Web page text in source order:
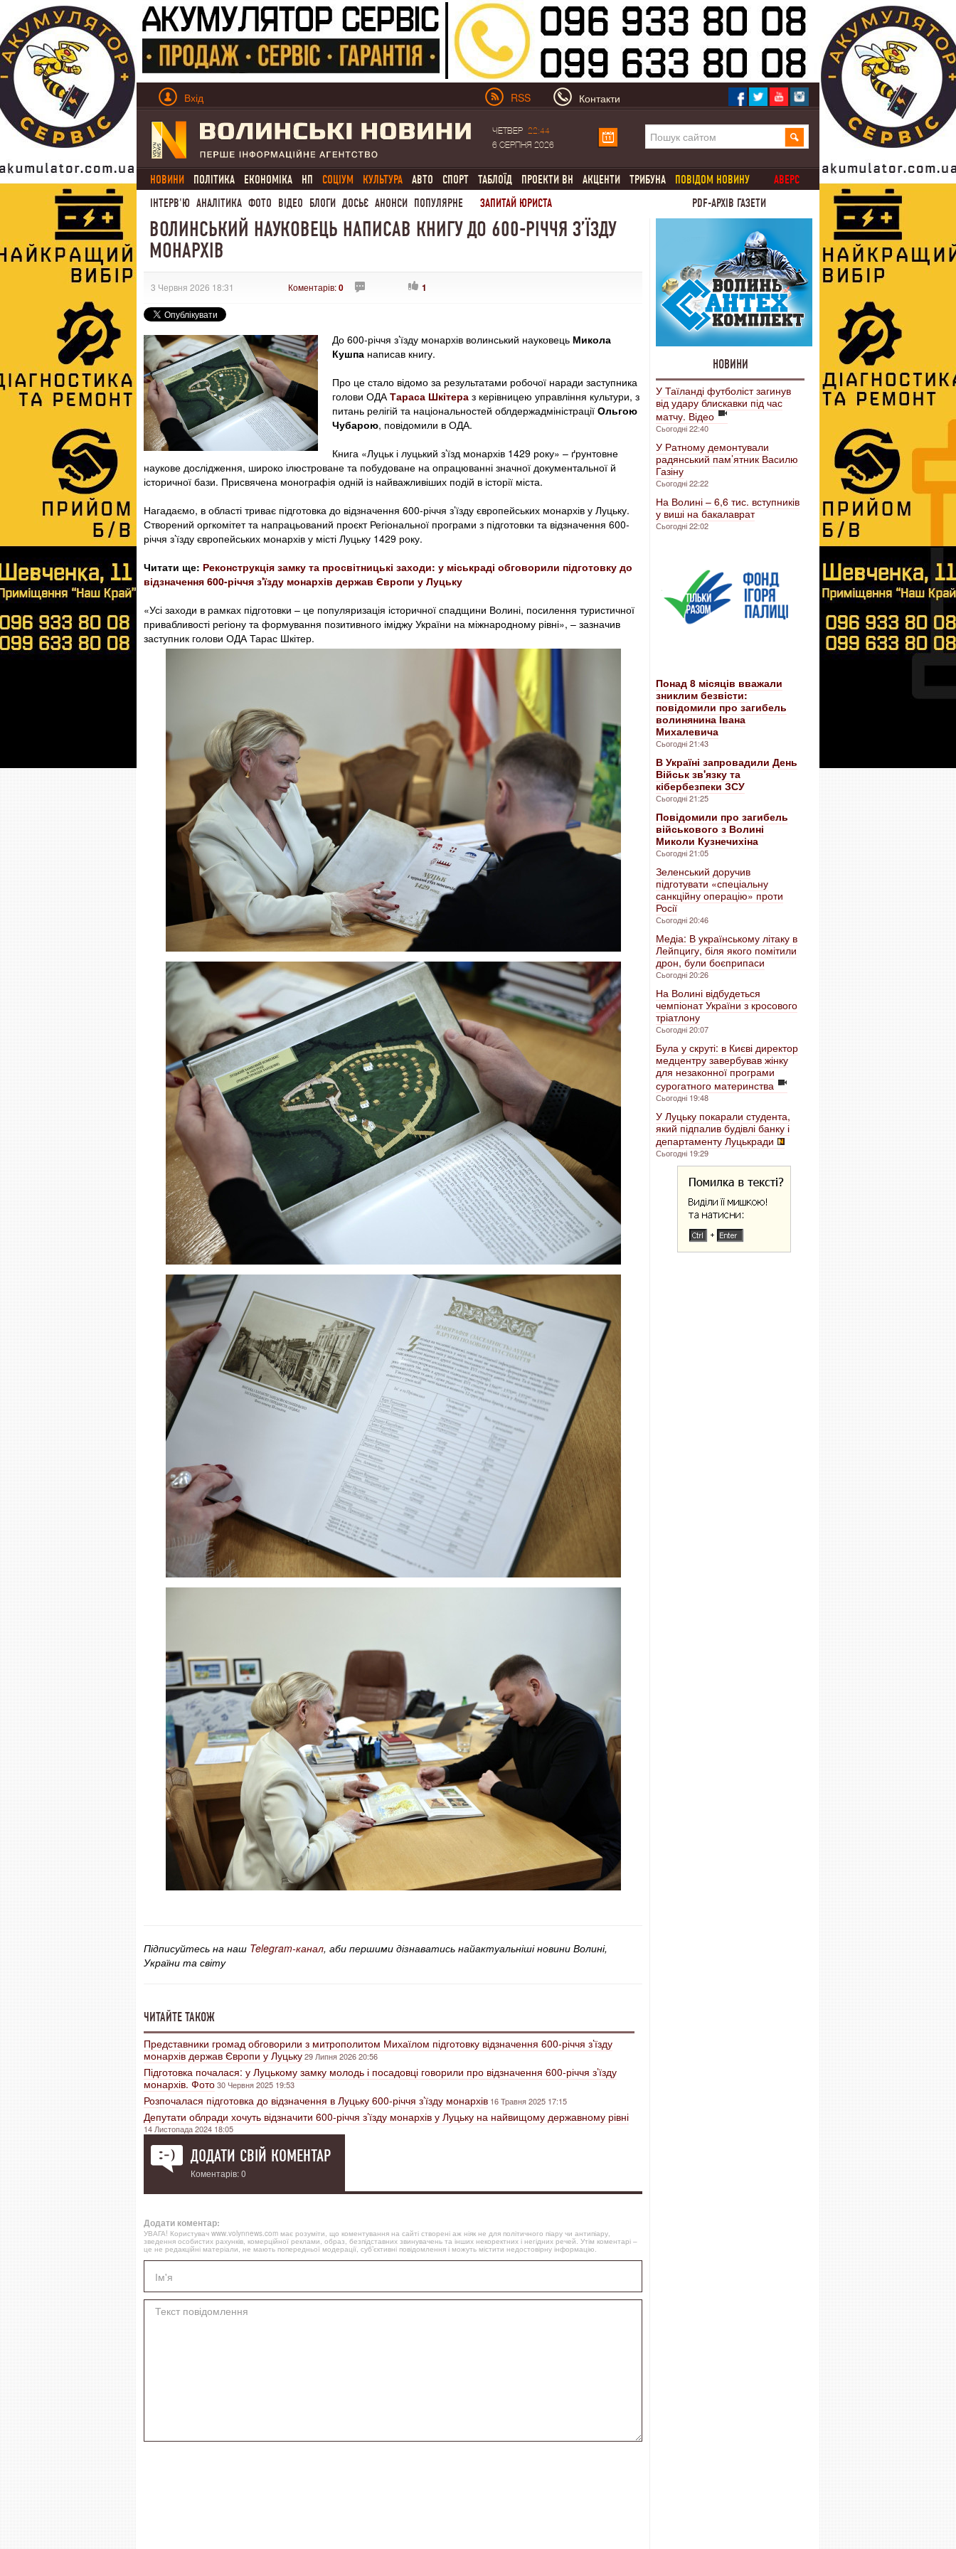
Вхід RSS Контакти
ЧЕТВЕР
22:44
6 СЕРПНЯ 2026
НОВИНИ ПОЛІТИКА ЕКОНОМІКА НП СОЦІУМ КУЛЬТУРА АВТО СПОРТ ТАБЛОЇД ПРОЕКТИ ВН АКЦЕНТИ ТРИБУНА ПОВІДОМ НОВИНУ
АВЕРС
ІНТЕРВ'Ю АНАЛІТИКА ФОТО ВІДЕО БЛОГИ ДОСЬЄ АНОНСИ ПОПУЛЯРНЕ ЗАПИТАЙ ЮРИСТА PDF-АРХІВ ГАЗЕТИ
ВОЛИНСЬКИЙ НАУКОВЕЦЬ НАПИСАВ КНИГУ ДО 600-РІЧЧЯ З’ЇЗДУ
МОНАРХІВ
3 Червня 2026 18:31 Коментарів:0 1
До 600-річчя з’їзду монархів волинський науковець Микола
Кушпа написав книгу.
Про це стало відомо за результатами робочої наради заступника
голови ОДАТараса Шкітера з керівницею управління культури, з
питань релігій та національностей облдержадміністрації Ольгою
Чубарою, повідомили в ОДА.
Книга «Луцьк і луцький з’їзд монархів 1429 року» – ґрунтовне
наукове дослідження, широко ілюстроване та побудоване на опрацюванні значної документальної й
історичної бази. Присвячена монографія одній із найважливіших подій в історії міста.
Нагадаємо, в області триває підготовка до відзначення 600-річчя з’їзду європейських монархів у Луцьку.
Створений оргкомітет та напрацьований проєкт Регіональної програми з підготовки та відзначення 600-
річчя з’їзду європейських монархів у місті Луцьку 1429 року.
Читати ще: Реконструкція замку та просвітницькі заходи: у міськраді обговорили підготовку до
відзначення 600-річчя з'їзду монархів держав Європи у Луцьку
«Усі заходи в рамках підготовки – це популяризація історичної спадщини Волині, посилення туристичної
привабливості регіону та формування позитивного іміджу України на міжнародному рівні», – зазначив
заступник голови ОДА Тарас Шкітер.
Підписуйтесь на наш Telegram-канал, аби першими дізнаватись найактуальніші новини Волині,
України та світу
ЧИТАЙТЕ ТАКОЖ
Представники громад обговорили з митрополитом Михаїлом підготовку відзначення 600-річчя з’їзду
монархів держав Європи у Луцьку29 Липня 2026 20:56
Підготовка почалася: у Луцькому замку молодь і посадовці говорили про відзначення 600-річчя з’їзду
монархів. Фото30 Червня 2025 19:53
Розпочалася підготовка до відзначення в Луцьку 600-річчя з’їзду монархів 16 Травня 2025 17:15
Депутати облради хочуть відзначити 600-річчя з’їзду монархів у Луцьку на найвищому державному рівні
14 Листопада 2024 18:05
ДОДАТИ СВІЙ КОМЕНТАР
Коментарів: 0
Додати коментар:
УВАГА! Користувач www.volynnews.com має розуміти, що коментування на сайті створені аж ніяк не для політичного піару чи антипіару,
зведення особистих рахунків, комерційної реклами, образ, безпідставних звинувачень та інших некоректних і негідних речей. Утім коментарі –
це не редакційні матеріали, не мають попередньої модерації, суб’єктивні повідомлення і можуть містити недостовірну інформацію.
НОВИНИ
У Таїланді футболіст загинув
від удару блискавки під час
матчу. Відео
Сьогодні 22:40
У Ратному демонтували
радянський пам’ятник Василю
Газіну
Сьогодні 22:22
На Волині – 6,6 тис. вступників
у виші на бакалаврат
Сьогодні 22:02
Понад 8 місяців вважали
зниклим безвісти:
повідомили про загибель
волинянина Івана
Михалевича
Сьогодні 21:43
В Україні запровадили День
Військ зв'язку та
кібербезпеки ЗСУ
Сьогодні 21:25
Повідомили про загибель
військового з Волині
Миколи Кузнечихіна
Сьогодні 21:05
Зеленський доручив
підготувати «спеціальну
санкційну операцію» проти
Росії
Сьогодні 20:46
Медіа: В українському літаку в
Лейпцигу, біля якого помітили
дрон, були боєприпаси
Сьогодні 20:26
На Волині відбудеться
чемпіонат України з кросового
тріатлону
Сьогодні 20:07
Була у скруті: в Києві директор
медцентру завербував жінку
для незаконної програми
сурогатного материнства
Сьогодні 19:48
У Луцьку покарали студента,
який підпалив будівлі банку і
департаменту Луцькради
Сьогодні 19:29